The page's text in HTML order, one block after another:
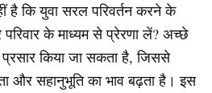
है कि युवा सरल परिवर्तन करने के
के माध्यम से प्रेरणा लें? अच्छे
प्रसार किया जा सकता है, जिससे
और सहानुभूति का भाव बढ़ता है। इस